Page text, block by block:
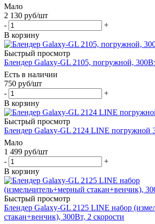
Мало
2 130 руб/шт
-
+
В корзину
Быстрый просмотр
Блендер Galaxy-GL 2105, погружной,
Есть в наличии
750 руб/шт
-
+
В корзину
Быстрый просмотр
Блендер Galaxy-GL 2124 LINE погружной
Мало
1 499 руб/шт
-
+
В корзину
Быстрый просмотр
Блендер Galaxy-GL 2125 LINE набор
стакан+венчик), 300Вт, 2 скорости